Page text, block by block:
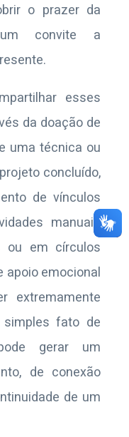
o prazer da
convite a
esses
da doação de
uma técnica ou
concluído,
de vínculos
manuais
ou em círculos
apoio emocional
extremamente
fato de
gerar um
de conexão
de um